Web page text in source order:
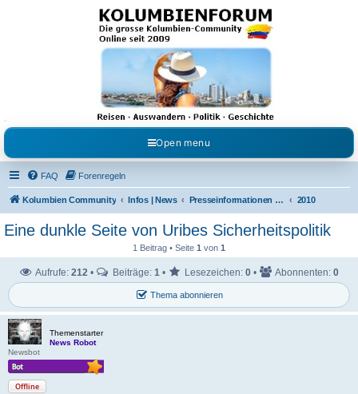
Kolumbienforum - Das
grosse Forum der
Freunde Kolumbiens
Reisen, Auswandern, Kultur, Politik, Geschichte und Visum in Kolumbien und Venezuela.
Austausch, Erfahrungen und Gemeinschaft im Kolumbienforum
Open menu
FAQ Forenregeln
Kolumbien Community Infos | News Presseinformationen & Neuigkeiten 2010
Eine dunkle Seite von Uribes Sicherheitspolitik
1 Beitrag • Seite 1 von 1
Thema abonnieren
Aufrufe: 212 • Beiträge: 1 • Lesezeichen: 0 • Abonnenten: 0
Themenstarter
News Robot
Newsbot
Offline